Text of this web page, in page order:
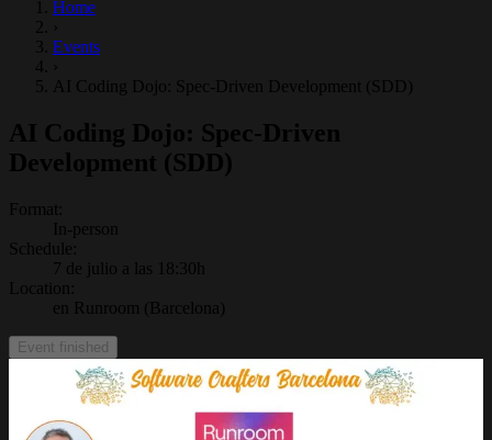
Home
›
Events
›
AI Coding Dojo: Spec-Driven Development (SDD)
AI Coding Dojo: Spec-Driven
Development (SDD)
Format
In-person
Schedule
7 de julio a las 18:30h
Location
en Runroom (Barcelona)
Event finished